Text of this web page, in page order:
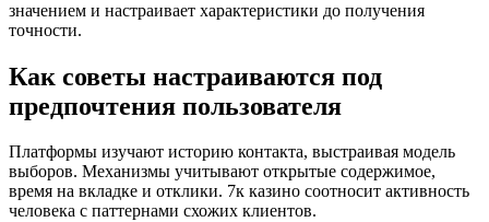
значением и настраивает характеристики до получения
точности.
Как советы настраиваются под
предпочтения пользователя
Платформы изучают историю контакта, выстраивая модель
выборов. Механизмы учитывают открытые содержимое,
время на вкладке и отклики. 7к казино соотносит активность
человека с паттернами схожих клиентов.